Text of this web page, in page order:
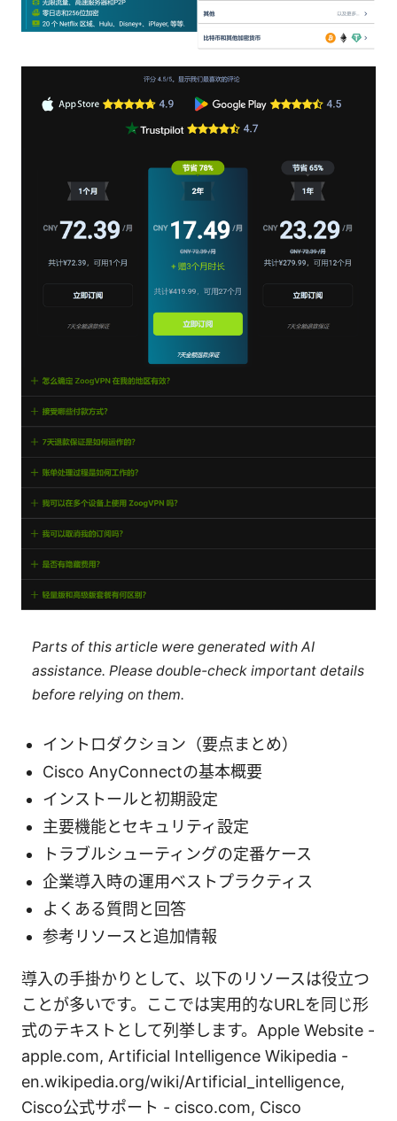
Parts of this article were generated with AI
assistance. Please double-check important details
before relying on them.
イントロダクション（要点まとめ）
Cisco AnyConnectの基本概要
インストールと初期設定
主要機能とセキュリティ設定
トラブルシューティングの定番ケース
企業導入時の運用ベストプラクティス
よくある質問と回答
参考リソースと追加情報
導入の手掛かりとして、以下のリソースは役立つ
ことが多いです。ここでは実用的なURLを同じ形
式のテキストとして列挙します。Apple Website -
apple.com, Artificial Intelligence Wikipedia -
en.wikipedia.org/wiki/Artificial_intelligence,
Cisco公式サポート - cisco.com, Cisco